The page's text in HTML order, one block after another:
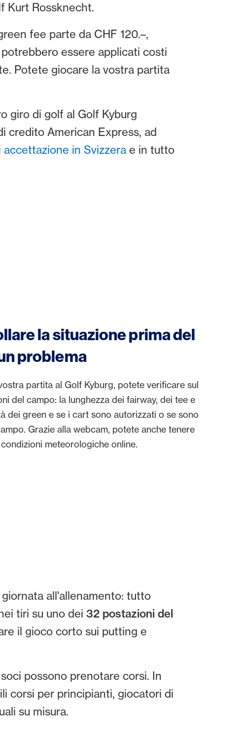
Kurt Rossknecht.
fee parte da CHF 120.–,
potrebbero essere applicati costi
Potete giocare la vostra partita
giro di golf al Golf Kyburg
credito American Express, ad
accettazione in Svizzera e in tutto
la situazione prima del
problema
partita al Golf Kyburg, potete verificare sul
del campo: la lunghezza dei fairway, dei tee e
dei green e se i cart sono autorizzati o se sono
Grazie alla webcam, potete anche tenere
meteorologiche online.
all'allenamento: tutto
tiri su uno dei 32 postazioni del
il gioco corto sui putting e
possono prenotare corsi. In
corsi per principianti, giocatori di
su misura.